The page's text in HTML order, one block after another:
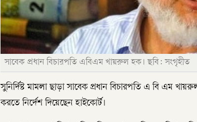
সাবেক প্রধান বিচারপতি এবিএম খায়রুল হক। ছবি: সংগৃহীত
সুনির্দিষ্ট মামলা ছাড়া সাবেক প্রধান বিচারপতি এ বি এম
করতে নির্দেশ দিয়েছেন হাইকোর্ট।